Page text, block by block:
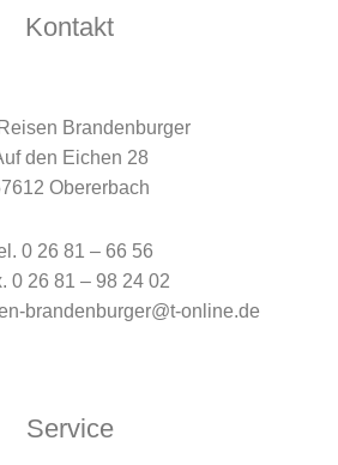
Kontakt
Brandenburger
den Eichen 28
Obererbach
0 26 81 – 66 56
0 26 81 – 98 24 02
brandenburger@t-online.de
Service